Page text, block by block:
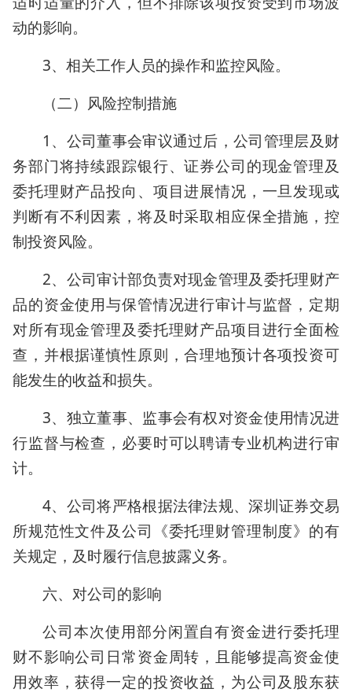
动的影响。
3、相关工作人员的操作和监控风险。
（二）风险控制措施
1、公司董事会审议通过后，公司管理层及财
务部门将持续跟踪银行、证券公司的现金管理及
委托理财产品投向、项目进展情况，一旦发现或
判断有不利因素，将及时采取相应保全措施，控
制投资风险。
2、公司审计部负责对现金管理及委托理财产
品的资金使用与保管情况进行审计与监督，定期
对所有现金管理及委托理财产品项目进行全面检
查，并根据谨慎性原则，合理地预计各项投资可
能发生的收益和损失。
3、独立董事、监事会有权对资金使用情况进
行监督与检查，必要时可以聘请专业机构进行审
计。
4、公司将严格根据法律法规、深圳证券交易
所规范性文件及公司《委托理财管理制度》的有
关规定，及时履行信息披露义务。
六、对公司的影响
公司本次使用部分闲置自有资金进行委托理
财不影响公司日常资金周转，且能够提高资金使
用效率，获得一定的投资收益，为公司及股东获